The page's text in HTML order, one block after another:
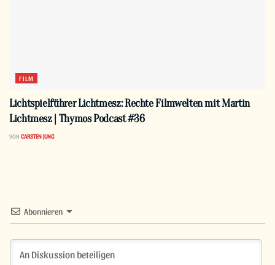
FILM
Lichtspielführer Lichtmesz: Rechte Filmwelten mit Martin
Lichtmesz | Thymos Podcast #36
VON CARSTEN JUNG
Abonnieren